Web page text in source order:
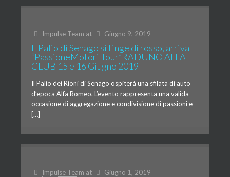
Impulse Team at Giugno 9, 2019
Il Palio di Senago si tinge di rosso, arriva
“PassioneMotori Tour”RADUNO ALFA
CLUB 15 e 16 Giugno 2019
Il Palio dei Rioni di Senago ospiterà una sfilata di auto
d’epoca Alfa Romeo. L’evento rappresenta una valida
occasione di aggregazione e condivisione di passioni e
[…]
Impulse Team at Giugno 1, 2019